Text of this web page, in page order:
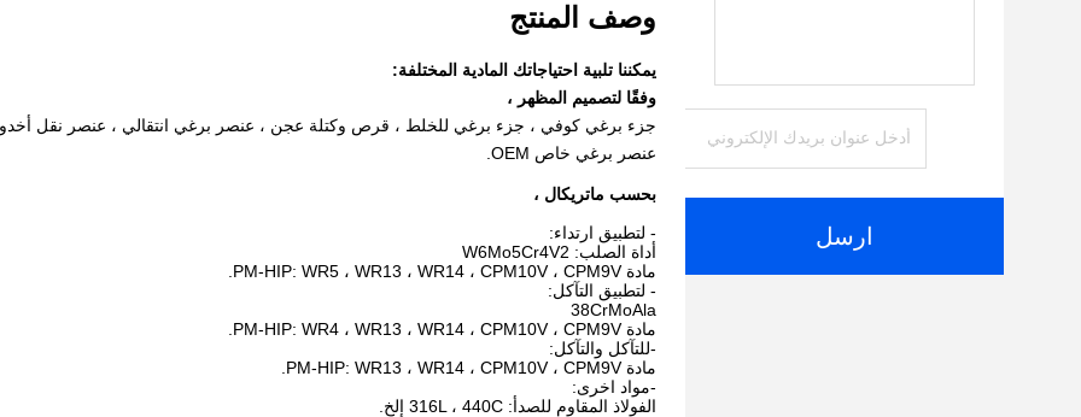
ارسل
وصف المنتج
يمكننا تلبية احتياجاتك المادية المختلفة:
وفقًا لتصميم المظهر ،
عنصر برغي خاص OEM.
بحسب ماتريكال ،
- لتطبيق ارتداء:
أداة الصلب: W6Mo5Cr4V2
مادة PM-HIP: WR5 ، WR13 ، WR14 ، CPM10V ، CPM9V.
- لتطبيق التآكل:
38CrMoAla
مادة PM-HIP: WR4 ، WR13 ، WR14 ، CPM10V ، CPM9V.
-للتآكل والتآكل:
مادة PM-HIP: WR13 ، WR14 ، CPM10V ، CPM9V.
-مواد اخرى:
الفولاذ المقاوم للصدأ: 316L ، 440C إلخ.